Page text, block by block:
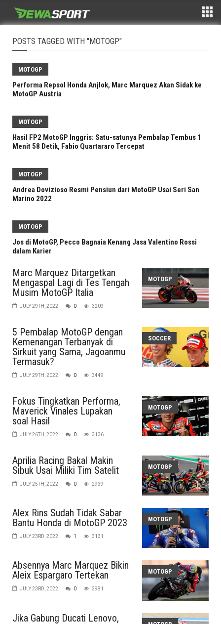
POSTS TAGGED WITH "MOTOGP"
MOTOGP
Performa Repsol Honda Anjlok, Marc Marquez Akan Sidak ke
MotoGP Austria
MOTOGP
Hasil FP2 MotoGP Inggris: Satu-satunya Pembalap Tembus 1
Menit 58 Detik, Fabio Quartararo Tercepat
MOTOGP
Andrea Dovizioso Resmi Pensiun dari MotoGP Usai Seri San
Marino 2022
MOTOGP
Jos di MotoGP, Pecco Bagnaia Kenang Jasa Valentino Rossi
dalam Karier
MOTOGP
Marc Marquez Ditargetkan
Mengaspal Lagi di Tes Tengah
Musim MotoGP Italia
JULY 29TH, 2022 0 3209
SOCCER
5 Pembalap MotoGP dengan
Kemenangan Terbanyak di
Sirkuit yang Sama, Jagoanmu
Termasuk?
JULY 29TH, 2022 0 3449
MOTOGP
Fokus Tingkatkan Performa,
Maverick Vinales Lupakan
soal Hasil
JULY 26TH, 2022 0 3136
MOTOGP
Aprilia Racing Bakal Makin
Sibuk Usai Miliki Tim Satelit
JULY 25TH, 2022 0 2939
MOTOGP
Alex Rins Sudah Tidak Sabar
Bantu Honda di MotoGP 2023
JULY 23RD, 2022 1 3131
MOTOGP
Absennya Marc Marquez Bikin
Aleix Espargaro Tertekan
JULY 23RD, 2022 0 2981
Jika Gabung Ducati Lenovo,